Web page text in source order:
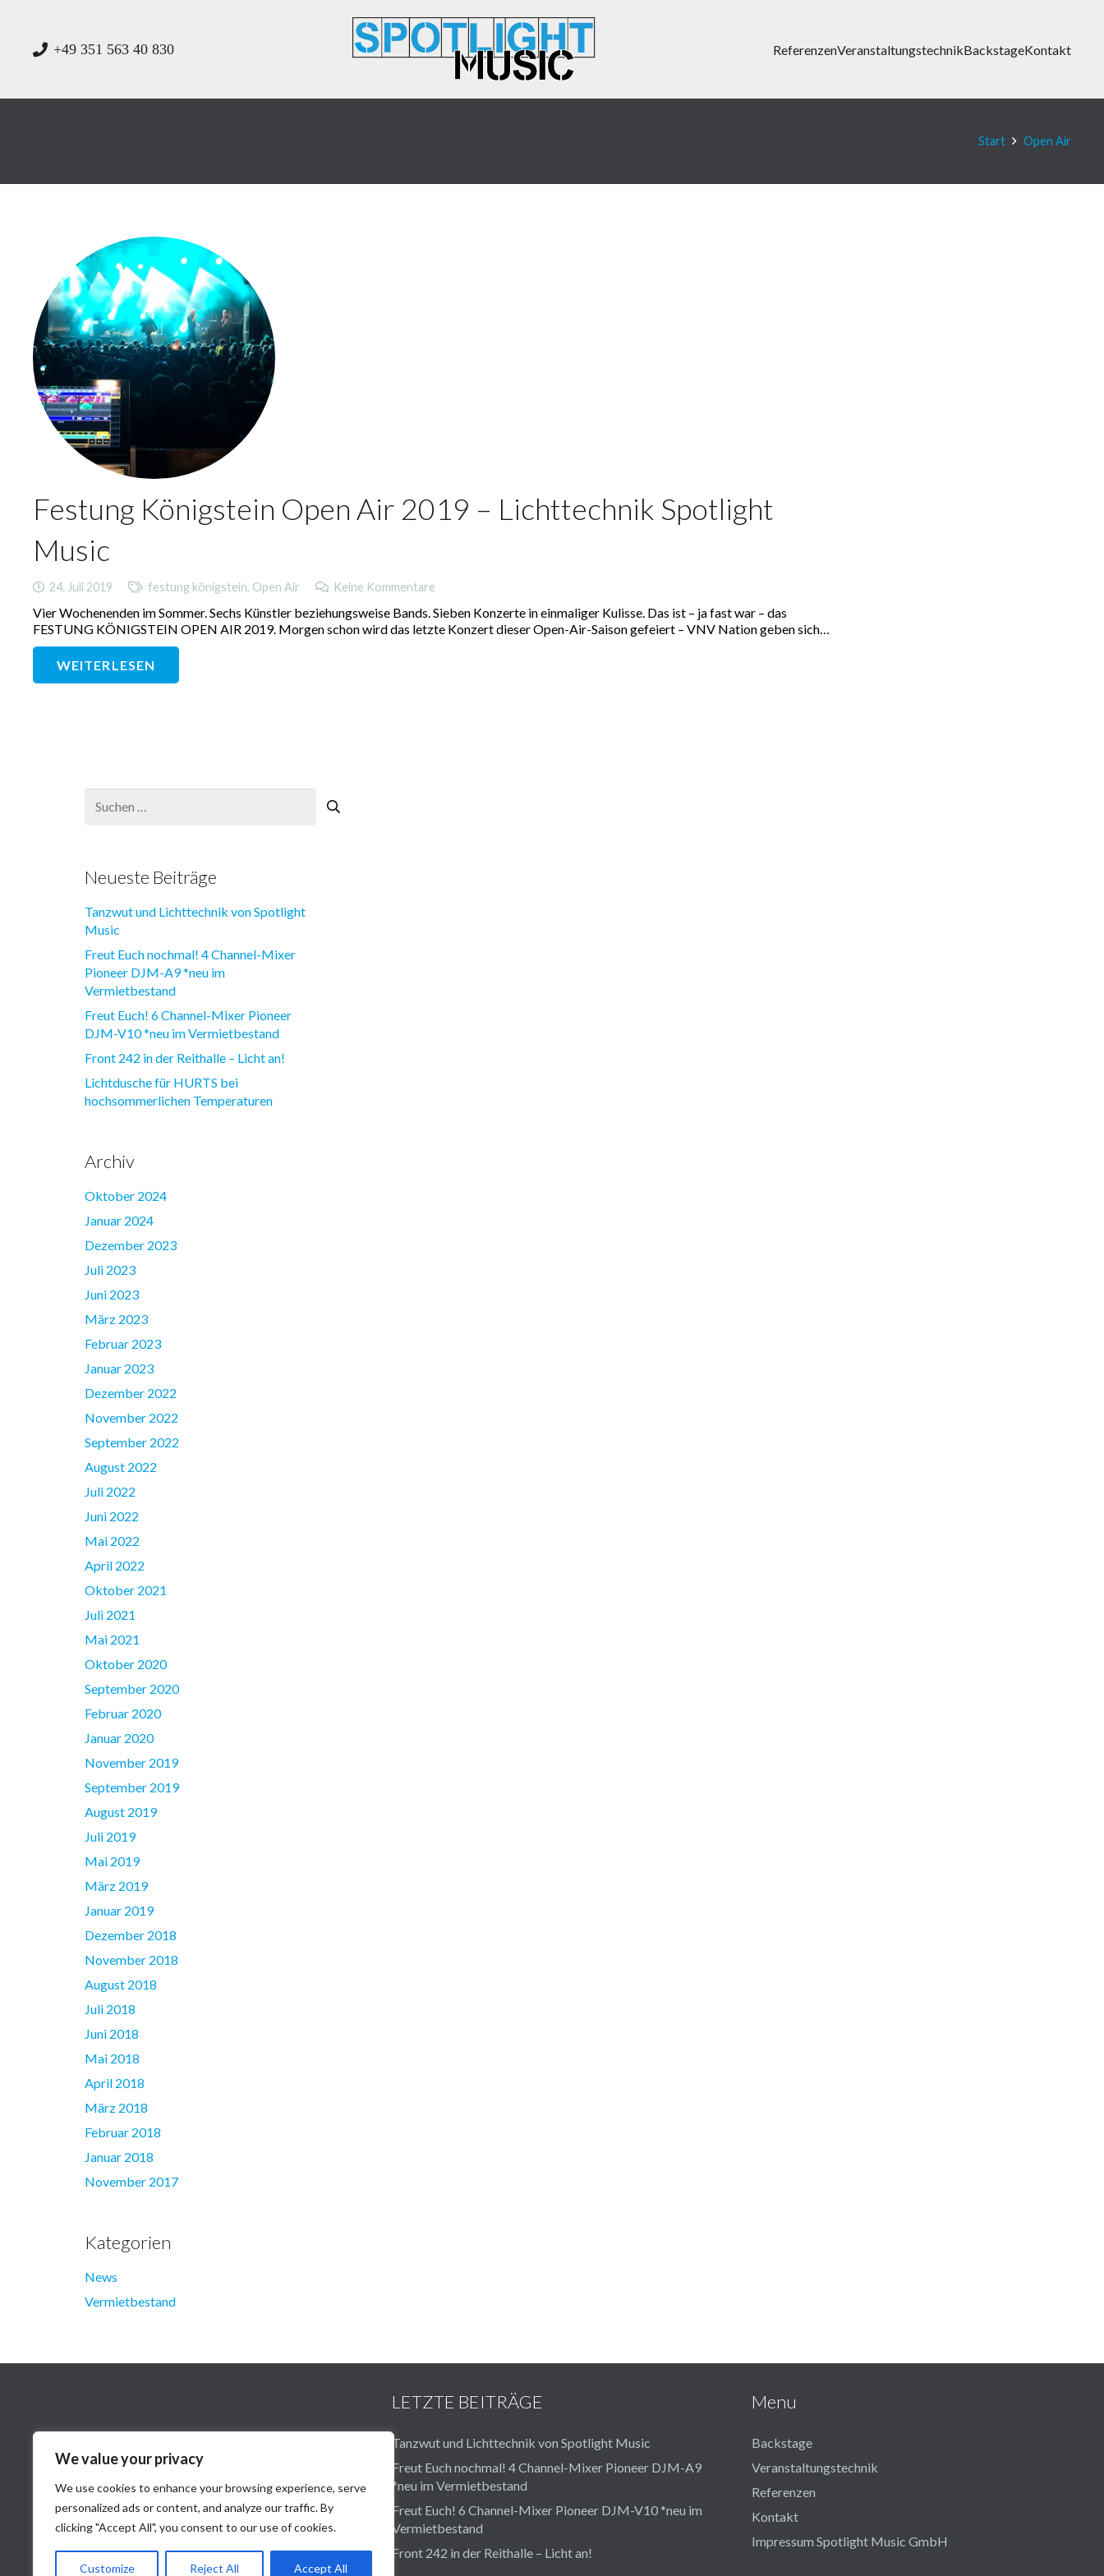
We value your privacy
We use cookies to enhance your browsing experience, serve
personalized ads or content, and analyze our traffic. By
clicking "Accept All", you consent to our use of cookies.
Customize Reject All Accept All
+49 351 563 40 830 ReferenzenVeranstaltungstechnikBackstageKontakt
Start Open Air
Festung Königstein Open Air 2019 – Lichttechnik Spotlight
Music
24. Juli 2019 festung königstein, Open Air Keine Kommentare
Vier Wochenenden im Sommer. Sechs Künstler beziehungsweise Bands. Sieben Konzerte in einmaliger Kulisse. Das ist – ja fast war – das
FESTUNG KÖNIGSTEIN OPEN AIR 2019. Morgen schon wird das letzte Konzert dieser Open-Air-Saison gefeiert – VNV Nation geben sich…
WEITERLESEN
nach:
Neueste Beiträge
Tanzwut und Lichttechnik von Spotlight
Music
Freut Euch nochmal! 4 Channel-Mixer
Pioneer DJM-A9 *neu im
Vermietbestand
Freut Euch! 6 Channel-Mixer Pioneer
DJM-V10 *neu im Vermietbestand
Front 242 in der Reithalle – Licht an!
Lichtdusche für HURTS bei
hochsommerlichen Temperaturen
Archiv
Oktober 2024
Januar 2024
Dezember 2023
Juli 2023
Juni 2023
März 2023
Februar 2023
Januar 2023
Dezember 2022
November 2022
September 2022
August 2022
Juli 2022
Juni 2022
Mai 2022
April 2022
Oktober 2021
Juli 2021
Mai 2021
Oktober 2020
September 2020
Februar 2020
Januar 2020
November 2019
September 2019
August 2019
Juli 2019
Mai 2019
März 2019
Januar 2019
Dezember 2018
November 2018
August 2018
Juli 2018
Juni 2018
Mai 2018
April 2018
März 2018
Februar 2018
Januar 2018
November 2017
Kategorien
News
Vermietbestand
LETZTE BEITRÄGE
Tanzwut und Lichttechnik von Spotlight Music
Freut Euch nochmal! 4 Channel-Mixer Pioneer DJM-A9
*neu im Vermietbestand
Freut Euch! 6 Channel-Mixer Pioneer DJM-V10 *neu im
Vermietbestand
Front 242 in der Reithalle – Licht an!
Menu
Backstage
Veranstaltungstechnik
Referenzen
Kontakt
Impressum Spotlight Music GmbH